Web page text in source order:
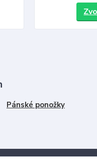
Pánské ponožky